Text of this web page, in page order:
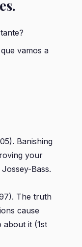
vamos a
Banishing
your
Bass.
The truth
cause
about it (1st